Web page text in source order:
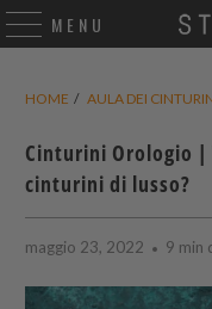
MENU
HOME / AULA DEI
Cinturini Orologio |
cinturini di lusso?
maggio 23, 2022 9 min